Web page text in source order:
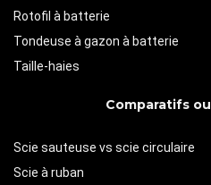
Rotofil à batterie
Tondeuse à gazon à batterie
Taille-haies
Comparatifs
Scie sauteuse vs scie circulaire
Scie à ruban